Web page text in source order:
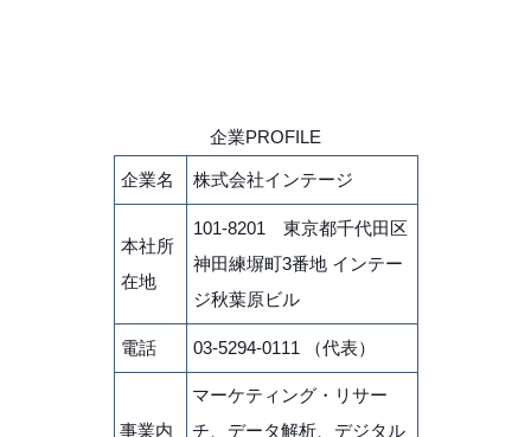
企業PROFILE
企業名 株式会社インテージ
本社所
在地
101-8201 東京都千代田区
神田練塀町3番地 インテー
ジ秋葉原ビル
電話 03-5294-0111 （代表）
事業内
マーケティング・リサー
チ、データ解析、デジタル